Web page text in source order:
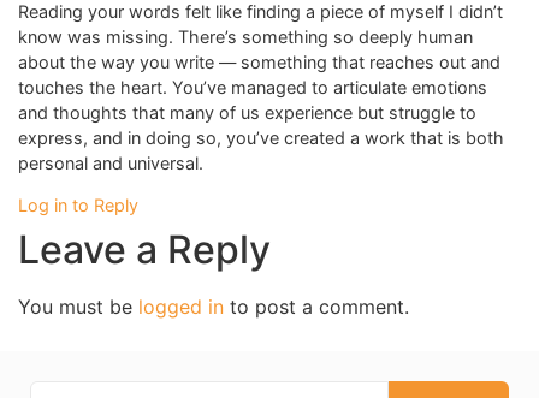
Reading your words felt like finding a piece of myself I didn’t
know was missing. There’s something so deeply human
about the way you write — something that reaches out and
touches the heart. You’ve managed to articulate emotions
and thoughts that many of us experience but struggle to
express, and in doing so, you’ve created a work that is both
personal and universal.
Log in to Reply
Leave a Reply
You must be logged in to post a comment.